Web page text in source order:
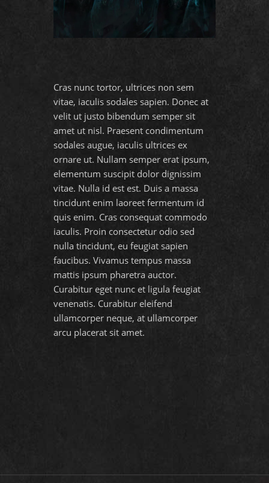
Cras nunc tortor, ultrices non sem
vitae, iaculis sodales sapien. Donec at
velit ut justo bibendum semper sit
amet ut nisl. Praesent condimentum
sodales augue, iaculis ultrices ex
ornare ut. Nullam semper erat ipsum,
elementum suscipit dolor dignissim
vitae. Nulla id est est. Duis a massa
tincidunt enim laoreet fermentum id
quis enim. Cras consequat commodo
iaculis. Proin consectetur odio sed
nulla tincidunt, eu feugiat sapien
faucibus. Vivamus tempus massa
mattis ipsum pharetra auctor.
Curabitur eget nunc et ligula feugiat
venenatis. Curabitur eleifend
ullamcorper neque, at ullamcorper
arcu placerat sit amet.